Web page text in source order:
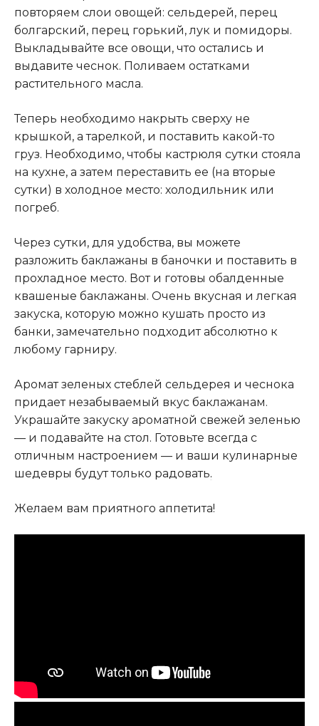
повторяем слои овощей: сельдерей, перец
болгарский, перец горький, лук и помидоры.
Выкладывайте все овощи, что остались и
выдавите чеснок. Поливаем остатками
растительного масла.
Теперь необходимо накрыть сверху не
крышкой, а тарелкой, и поставить какой-то
груз. Необходимо, чтобы кастрюля сутки стояла
на кухне, а затем переставить ее (на вторые
сутки) в холодное место: холодильник или
погреб.
Через сутки, для удобства, вы можете
разложить баклажаны в баночки и поставить в
прохладное место. Вот и готовы обалденные
квашеные баклажаны. Очень вкусная и легкая
закуска, которую можно кушать просто из
банки, замечательно подходит абсолютно к
любому гарниру.
Аромат зеленых стеблей сельдерея и чеснока
придает незабываемый вкус баклажанам.
Украшайте закуску ароматной свежей зеленью
— и подавайте на стол. Готовьте всегда с
отличным настроением — и ваши кулинарные
шедевры будут только радовать.
Желаем вам приятного аппетита!